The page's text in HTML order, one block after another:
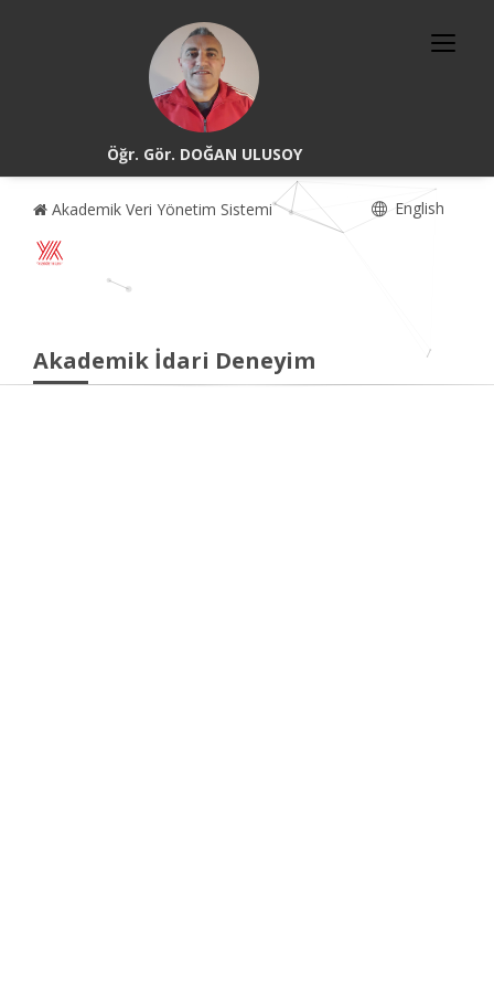
Öğr. Gör. DOĞAN ULUSOY
Akademik Veri Yönetim Sistemi English
Akademik İdari Deneyim